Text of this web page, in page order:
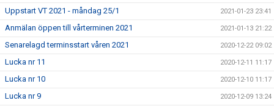
Uppstart VT 2021 - måndag 25/1 2021-01-23 23:41
Anmälan öppen till vårterminen 2021 2021-01-13 21:22
Senarelagd terminsstart våren 2021 2020-12-22 09:02
Lucka nr 11 2020-12-11 11:17
Lucka nr 10 2020-12-10 11:17
Lucka nr 9 2020-12-09 13:24